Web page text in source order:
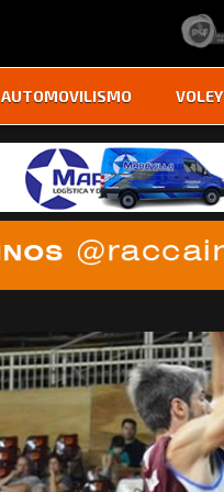
AUTOMOVILISMO VOLEY